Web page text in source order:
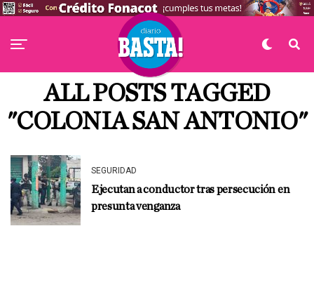
ALL POSTS TAGGED
"COLONIA SAN ANTONIO"
SEGURIDAD
Ejecutan a conductor tras persecución en
presunta venganza